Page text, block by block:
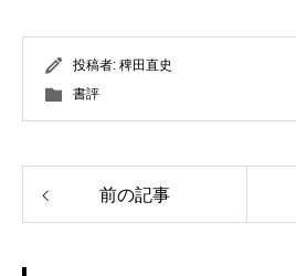
投稿者: 稗田直史
書評
前の記事